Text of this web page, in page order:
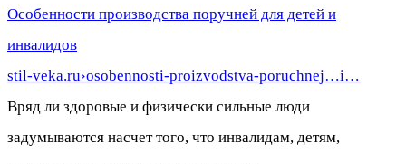
Особенности производства поручней для детей и
инвалидов
stil-veka.ru›osobennosti-proizvodstva-poruchnej…i…
Вряд ли здоровые и физически сильные люди
задумываются насчет того, что инвалидам, детям,